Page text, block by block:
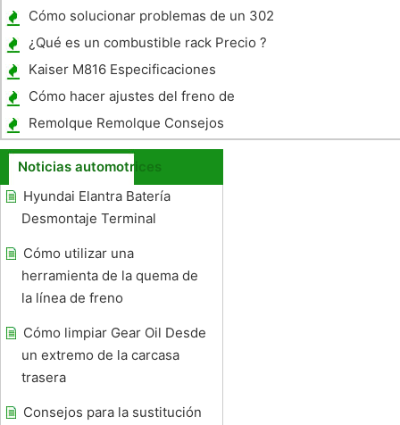
Cómo solucionar problemas de un 302
Sistema de combustible Ford
¿Qué es un combustible rack Precio ?
Kaiser M816 Especificaciones
Cómo hacer ajustes del freno de
estacionamiento en un Hyundai Santa Fe
Remolque Remolque Consejos
Noticias automotrices
Hyundai Elantra Batería
Desmontaje Terminal
Cómo utilizar una
herramienta de la quema de
la línea de freno
Cómo limpiar Gear Oil Desde
un extremo de la carcasa
trasera
Consejos para la sustitución